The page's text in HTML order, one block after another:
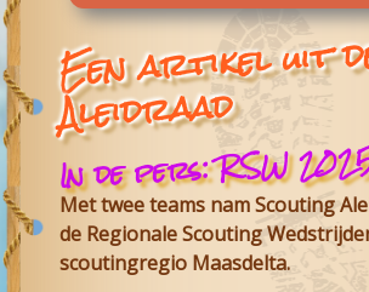
Een artikel uit
Aleidraad
In de pers: RSW
Met twee teams nam Scouting
de Regionale Scouting
scoutingregio Maasdelta.